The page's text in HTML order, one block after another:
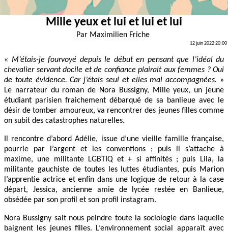
Mille yeux et lui et lui et lui
Par Maximilien Friche
12 juin 2022 20:00
« M’étais-je fourvoyé depuis le début en pensant que l’idéal du
chevalier servant docile et de confiance plairait aux femmes ? Oui
de toute évidence. Car j’étais seul et elles mal accompagnées. »
Le narrateur du roman de Nora Bussigny, Mille yeux, un jeune
étudiant parisien fraichement débarqué de sa banlieue avec le
désir de tomber amoureux, va rencontrer des jeunes filles comme
on subit des catastrophes naturelles.
Il rencontre d’abord Adélie, issue d’une vieille famille française,
pourrie par l’argent et les conventions ; puis il s’attache à
maxime, une militante LGBTIQ et + si affinités ; puis Lila, la
militante gauchiste de toutes les luttes étudiantes, puis Marion
l’apprentie actrice et enfin dans une logique de retour à la case
départ, Jessica, ancienne amie de lycée restée en Banlieue,
obsédée par son profil et son profil instagram.
Nora Bussigny sait nous peindre toute la sociologie dans laquelle
baignent les jeunes filles. L’environnement social apparaît avec